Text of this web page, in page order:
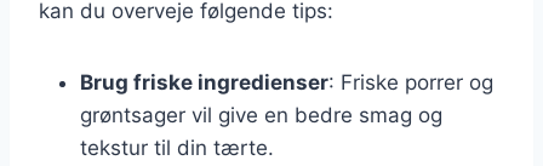
kan du overveje følgende tips:
Brug friske ingredienser: Friske porrer og
grøntsager vil give en bedre smag og
tekstur til din tærte.